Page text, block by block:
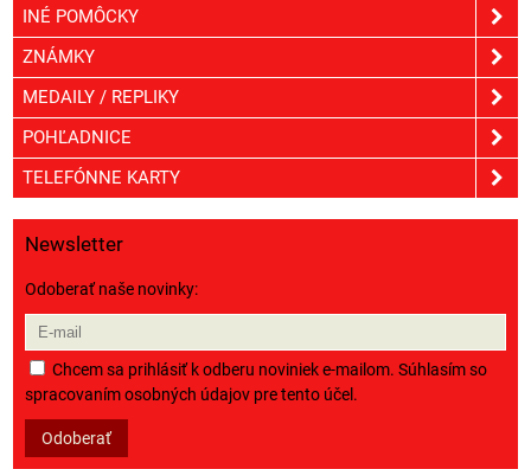
INÉ POMÔCKY
ZNÁMKY
MEDAILY / REPLIKY
POHĽADNICE
TELEFÓNNE KARTY
Newsletter
Odoberať naše novinky:
Chcem sa prihlásiť k odberu noviniek e-mailom. Súhlasím so
spracovaním osobných údajov pre tento účel.
Odoberať